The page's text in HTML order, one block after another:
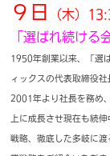
９日
（木）
「選ばれ続ける
1950年創業以来、「選
ィックスの代表取締役社
2001年より社長を務め
上に成長させ現在も続
戦略、徹底した多岐に